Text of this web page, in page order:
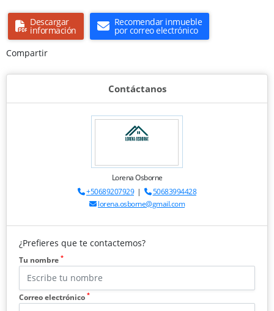
Descargar
información
Recomendar inmueble
por correo electrónico
Compartir
Contáctanos
Lorena Osborne
+50689207929|
50683994428
lorena.osborne@gmail.com
¿Prefieres que te contactemos?
Tu nombre *
Correo electrónico *